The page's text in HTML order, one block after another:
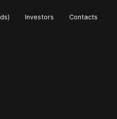
Investors Contacts